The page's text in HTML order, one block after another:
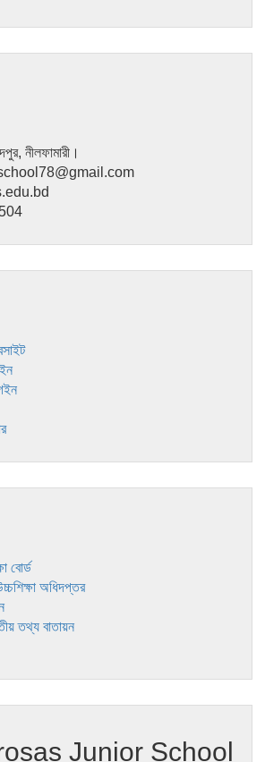
নীলফামারী।
বোর্ড
অধিদপ্তর
তথ্য বাতায়ন
Junior School